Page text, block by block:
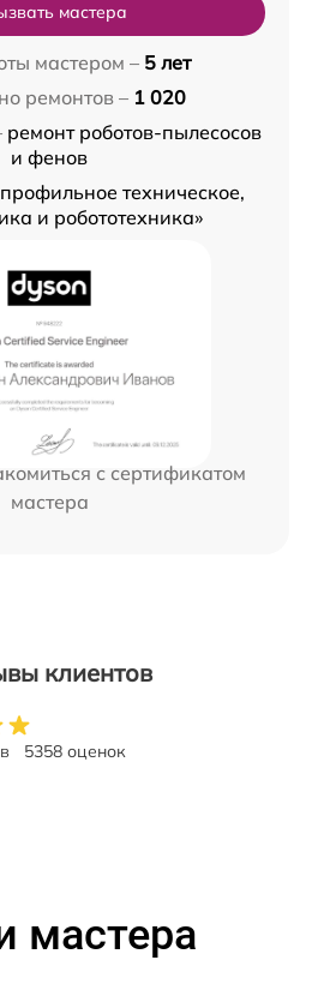
мастера
мастером – 5 лет
ремонтов – 1 020
ремонт роботов-пылесосов
и фенов
профильное техническое,
и робототехника»
с сертификатом
мастера
клиентов
5358 оценок
мастера